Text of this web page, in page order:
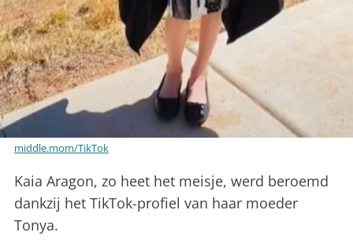
middle.mom/TikTok
Kaia Aragon, zo heet het meisje, werd beroemd
dankzij het TikTok-profiel van haar moeder
Tonya.